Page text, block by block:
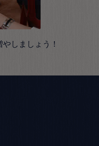
しましょう！